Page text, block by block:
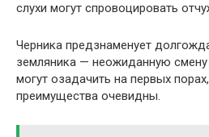
слухи могут спровоцировать
Черника предзнаменует
земляника — неожиданную
могут озадачить на первых
преимущества очевидны.